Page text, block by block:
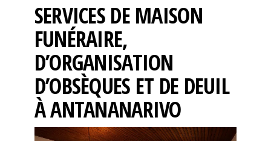
SERVICES DE MAISON
FUNÉRAIRE,
D’ORGANISATION
D’OBSÈQUES ET DE DEUIL
À ANTANANARIVO